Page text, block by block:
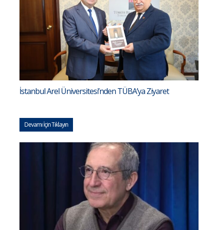
İstanbul Arel Üniversitesi’nden TÜBA’ya Ziyaret
Devamı İçin Tıklayın